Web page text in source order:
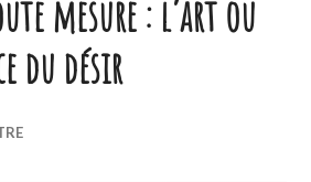
mesure : l’art ou
du désir